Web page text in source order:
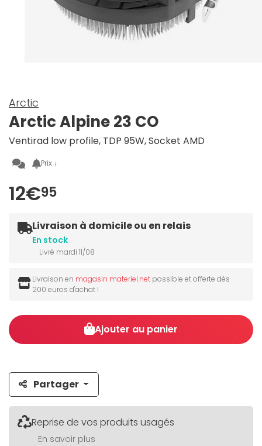
Arctic
Arctic Alpine 23 CO
Ventirad low profile, TDP 95W, Socket AMD
Prix ↓
12€95
Livraison à domicile ou en relais
En stock
Livré mardi 11/08
Livraison en magasin materiel.net possible et offerte dès
200 euros d'achat !
Ajouter au panier
Partager
Reprise de vos produits usagés
En savoir plus